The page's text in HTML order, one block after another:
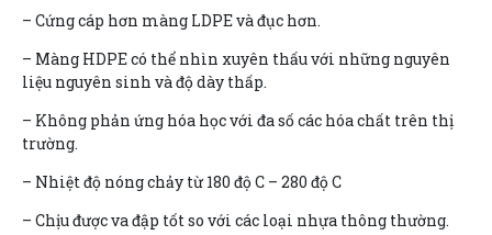
– Cứng cáp hơn màng LDPE và đục hơn.
– Màng HDPE có thể nhìn xuyên thấu với những nguyên
liệu nguyên sinh và độ dày thấp.
– Không phản ứng hóa học với đa số các hóa chất trên thị
trường.
– Nhiệt độ nóng chảy từ 180 độ C – 280 độ C
– Chịu được va đập tốt so với các loại nhựa thông thường.